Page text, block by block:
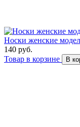
Носки женские
140 руб.
Товар в корзине
В